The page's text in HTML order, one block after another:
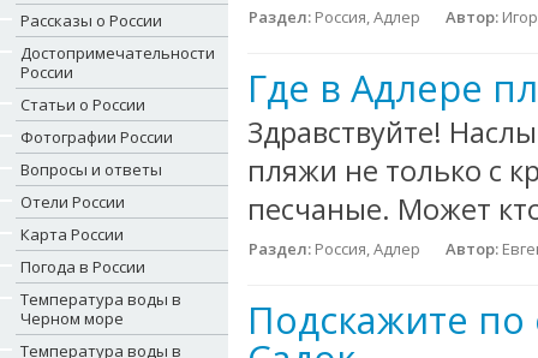
Рассказы о России
Достопримечательности
России
Статьи о России
Фотографии России
Вопросы и ответы
Отели России
Карта России
Погода в России
Температура воды в
Черном море
Температура воды в
Раздел: Россия, Адлер Автор:
Где в Адлере
Здравствуйте!
пляжи не только с
песчаные. Может
Раздел: Россия, Адлер Автор:
Подскажите по